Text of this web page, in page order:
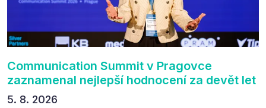
Communication Summit v Pragovce
zaznamenal nejlepší hodnocení za devět let
5. 8. 2026